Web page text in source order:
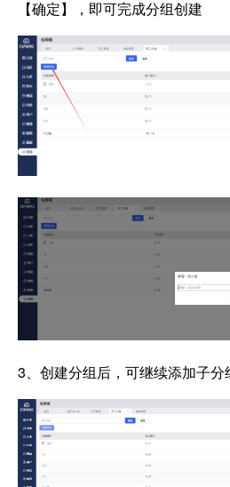
【确定】，即可完成分组创建
3、创建分组后，可继续添加子分